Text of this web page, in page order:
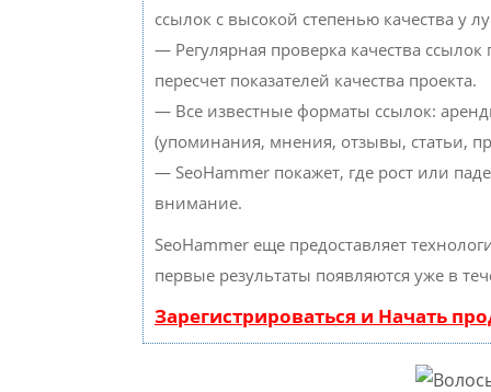
ссылок с высокой степенью качества у
— Регулярная проверка качества
пересчет показателей качества проекта.
— Все известные форматы ссылок:
(упоминания, мнения, отзывы, статьи,
— SeoHammer покажет, где рост или
внимание.
SeoHammer еще предоставляет
первые результаты появляются уже в
Зарегистрироваться и Начать